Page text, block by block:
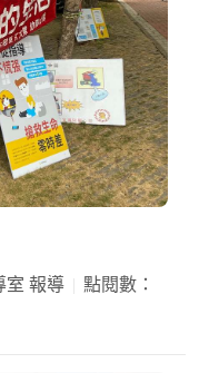
室 報導
點閱數：